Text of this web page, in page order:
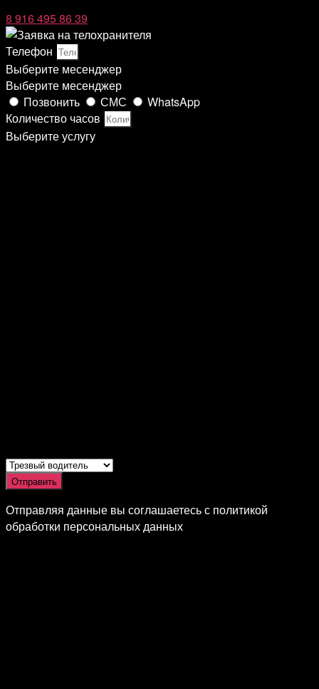
8 916 495 86 39
Телефон
Выберите месенджер
Выберите месенджер
Позвонить
СМС
WhatsApp
Количество часов
Выберите услугу
Отправить
Отправляя данные вы соглашаетесь с политикой
обработки персональных данных